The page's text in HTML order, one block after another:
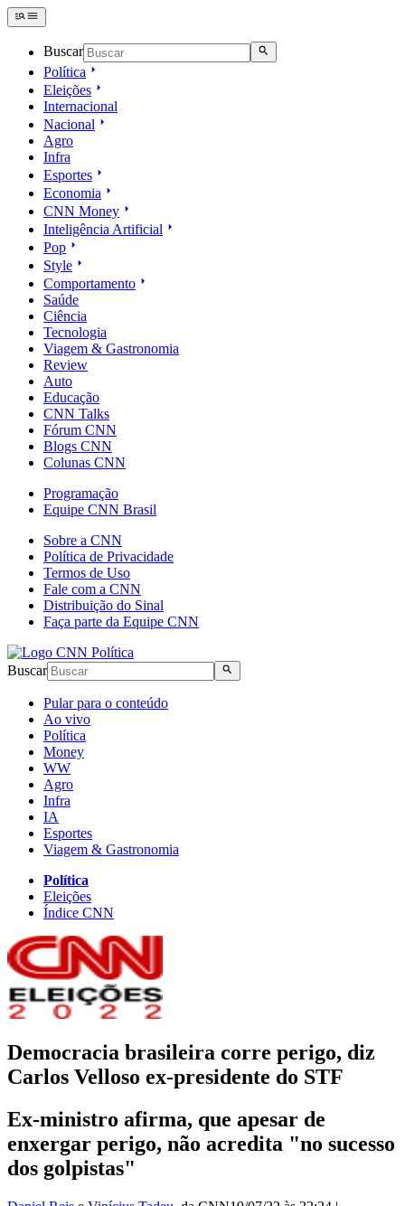
Buscar
Política
Eleições
Internacional
Nacional
Agro
Infra
Esportes
Economia
CNN Money
Inteligência Artificial
Pop
Style
Comportamento
Saúde
Ciência
Tecnologia
Viagem & Gastronomia
Review
Auto
Educação
CNN Talks
Fórum CNN
Blogs CNN
Colunas CNN
Programação
Equipe CNN Brasil
Sobre a CNN
Política de Privacidade
Termos de Uso
Fale com a CNN
Distribuição do Sinal
Faça parte da Equipe CNN
Buscar
Pular para o conteúdo
Ao vivo
Política
Money
WW
Agro
Infra
IA
Esportes
Viagem & Gastronomia
Política
Eleições
Índice CNN
Democracia brasileira corre perigo, diz
Carlos Velloso ex-presidente do STF
Ex-ministro afirma, que apesar de
enxergar perigo, não acredita "no sucesso
dos golpistas"